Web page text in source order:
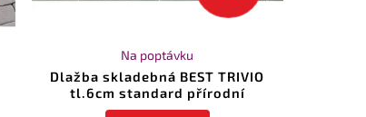
Dlažba skladebná BEST TRIVIO
tl.6cm standard přírodní
Na poptávku